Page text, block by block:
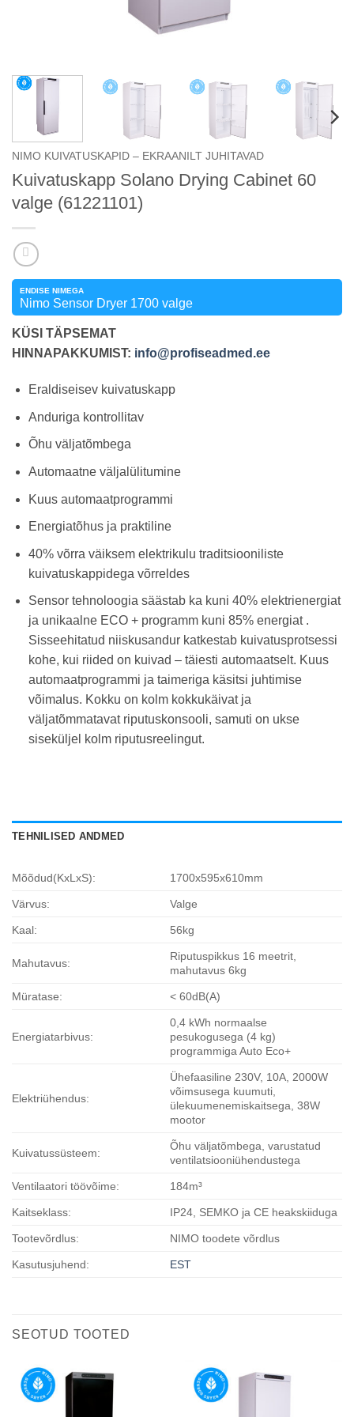
NIMO KUIVATUSKAPID – EKRAANILT JUHITAVAD
Kuivatuskapp Solano Drying Cabinet 60
valge (61221101)
ENDISE NIMEGA
Nimo Sensor Dryer 1700 valge
KÜSI TÄPSEMAT
HINNAPAKKUMIST: info@profiseadmed.ee
Eraldiseisev kuivatuskapp
Anduriga kontrollitav
Õhu väljatõmbega
Automaatne väljalülitumine
Kuus automaatprogrammi
Energiatõhus ja praktiline
40% võrra väiksem elektrikulu traditsiooniliste
kuivatuskappidega võrreldes
Sensor tehnoloogia säästab ka kuni 40% elektrienergiat
ja unikaalne ECO + programm kuni 85% energiat .
Sisseehitatud niiskusandur katkestab kuivatusprotsessi
kohe, kui riided on kuivad – täiesti automaatselt. Kuus
automaatprogrammi ja taimeriga käsitsi juhtimise
võimalus. Kokku on kolm kokkukäivat ja
väljatõmmatavat riputuskonsooli, samuti on ukse
siseküljel kolm riputusreelingut.
TEHNILISED ANDMED
Mõõdud(KxLxS): 1700x595x610mm
Värvus: Valge
Kaal: 56kg
Mahutavus:
Riputuspikkus 16 meetrit,
mahutavus 6kg
Müratase: < 60dB(A)
Energiatarbivus:
0,4 kWh normaalse
pesukogusega (4 kg)
programmiga Auto Eco+
Elektriühendus:
Ühefaasiline 230V, 10A, 2000W
võimsusega kuumuti,
ülekuumenemiskaitsega, 38W
mootor
Kuivatussüsteem:
Õhu väljatõmbega, varustatud
ventilatsiooniühendustega
Ventilaatori töövõime: 184m³
Kaitseklass: IP24, SEMKO ja CE heakskiiduga
Tootevõrdlus: NIMO toodete võrdlus
Kasutusjuhend: EST
SEOTUD TOOTED